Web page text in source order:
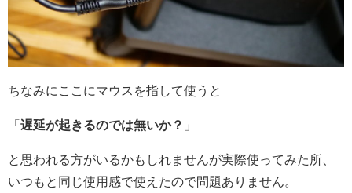
ちなみにここにマウスを指して使うと
「 遅延が起きるのでは無いか？ 」
と思われる方がいるかもしれませんが実際使ってみた所、
いつもと同じ使用感で使えたので問題ありません。